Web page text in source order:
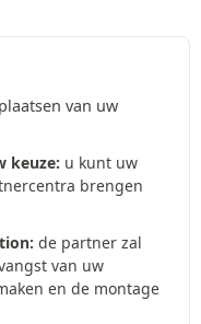
van uw
keuze: u kunt uw
brengen
de partner zal
van uw
en de montage